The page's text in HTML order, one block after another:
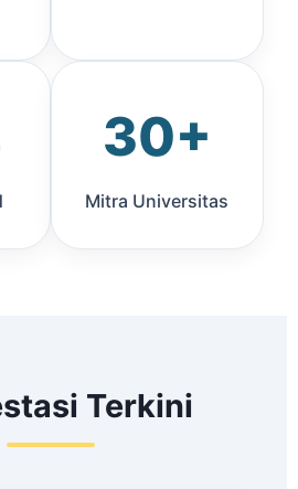
30+
Mitra Universitas
Terkini